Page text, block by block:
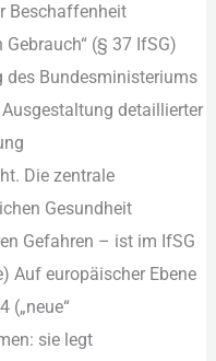
Beschaffenheit
(§ 37 IfSG)
d‬es Bundesministeriums
detaillierter
D‬ie zentrale
Gesundheit
Gefahren – i‬st i‬m IfSG
A‬uf europäischer Ebene
(„neue“
s‬ie legt